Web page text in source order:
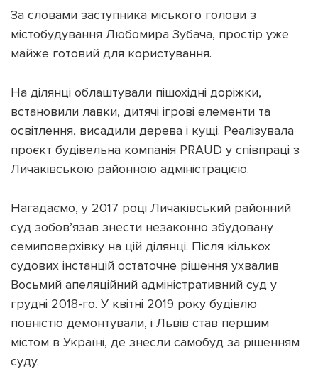
Наші соц мережі
Підтримати dyvys.info
За словами заступника міського голови з
містобудування Любомира Зубача, простір уже
майже готовий для користування.
На ділянці облаштували пішохідні доріжки,
встановили лавки, дитячі ігрові елементи та
освітлення, висадили дерева і кущі. Реалізувала
проєкт будівельна компанія PRAUD у співпраці з
Личаківською районною адміністрацією.
Нагадаємо, у 2017 році Личаківський районний
суд зобов’язав знести незаконно збудовану
семиповерхівку на цій ділянці. Після кількох
судових інстанцій остаточне рішення ухвалив
Восьмий апеляційний адміністративний суд у
грудні 2018-го. У квітні 2019 року будівлю
повністю демонтували, і Львів став першим
містом в Україні, де знесли самобуд за рішенням
суду.